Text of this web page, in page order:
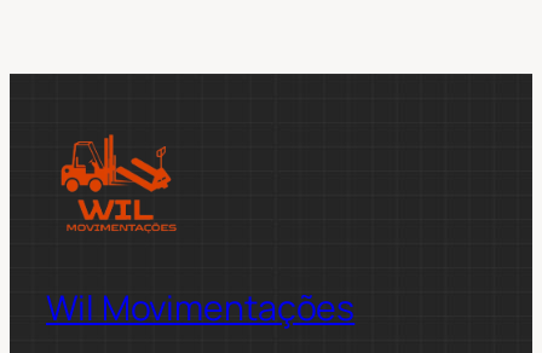
Wil Movimentações